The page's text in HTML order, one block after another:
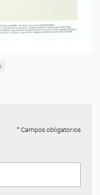
* Campos obligatorios